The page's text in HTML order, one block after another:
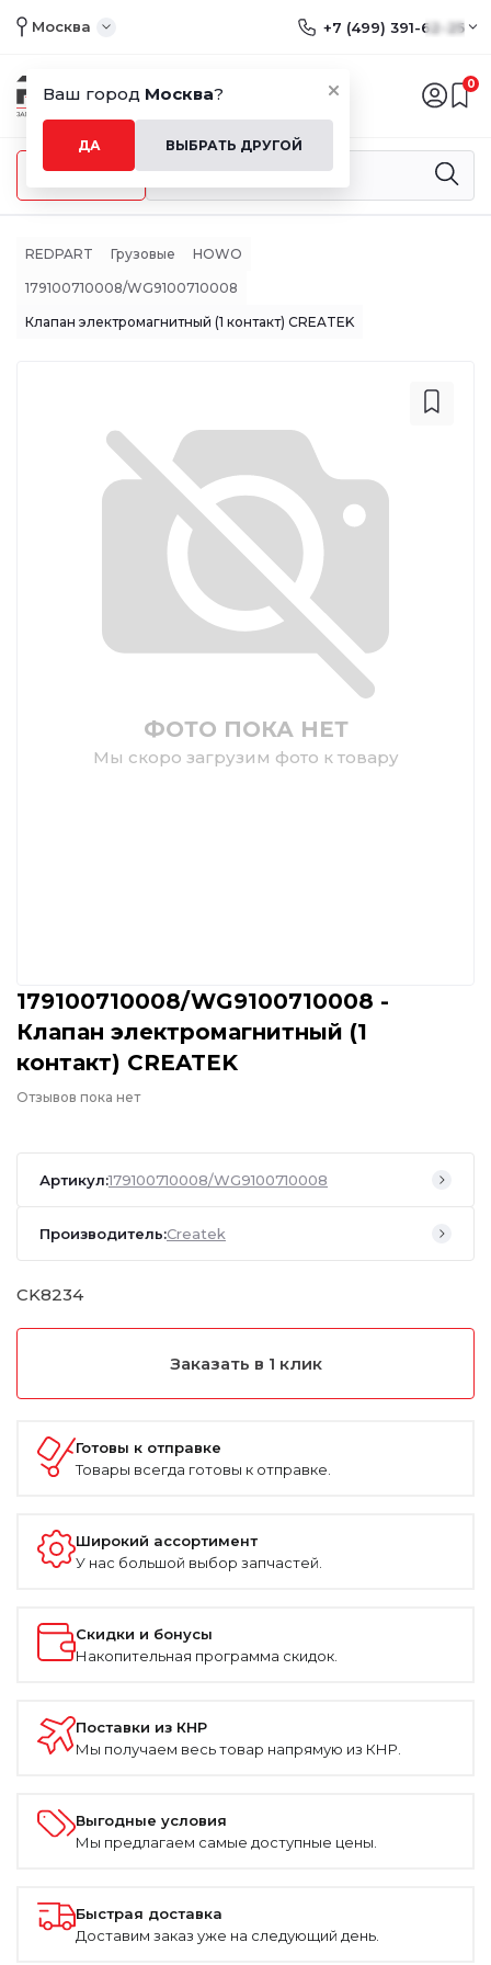
Ваш город Москва?
ДА ВЫБРАТЬ ДРУГОЙ
Москва +7 (499) 391-62-25
0
Меню
REDPART Грузовые HOWO
179100710008/WG9100710008
Клапан электромагнитный (1 контакт) CREATEK
ФОТО ПОКА НЕТ
Мы скоро загрузим фото к товару
179100710008/WG9100710008 -
Клапан электромагнитный (1
контакт) CREATEK
Отзывов пока нет
Артикул:179100710008/WG9100710008
Производитель:Createk
CK8234
Заказать в 1 клик
Готовы к отправке
Товары всегда готовы к отправке.
Широкий ассортимент
У нас большой выбор запчастей.
Скидки и бонусы
Накопительная программа скидок.
Поставки из КНР
Мы получаем весь товар напрямую из КНР.
Выгодные условия
Мы предлагаем самые доступные цены.
Быстрая доставка
Доставим заказ уже на следующий день.